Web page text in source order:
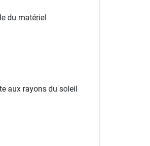
du matériel
aux rayons du soleil